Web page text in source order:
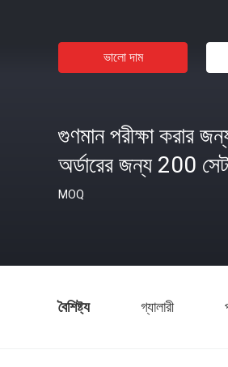
ভালো দাম
গুণমান পরীক্ষা করার
অর্ডারের জন্য 200 সেট
MOQ
বৈশিষ্ট্য গ্যালারী